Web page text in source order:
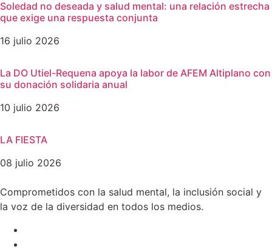
Soledad no deseada y salud mental: una relación estrecha
que exige una respuesta conjunta
16 julio 2026
La DO Utiel-Requena apoya la labor de AFEM Altiplano con
su donación solidaria anual
10 julio 2026
LA FIESTA
08 julio 2026
Comprometidos con la salud mental, la inclusión social y
la voz de la diversidad en todos los medios.